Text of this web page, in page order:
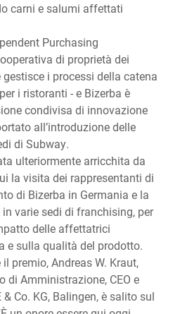
carni e salumi affettati
Purchasing
di proprietà dei
i processi della catena
i ristoranti - e Bizerba è
condivisa di innovazione
all’introduzione delle
di Subway.
ulteriormente arricchita da
la visita dei rappresentanti di
di Bizerba in Germania e la
varie sedi di franchising, per
delle affettatrici
e sulla qualità del prodotto.
premio, Andreas W. Kraut,
di Amministrazione, CEO e
Co. KG, Balingen, è salito sul